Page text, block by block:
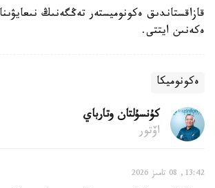
قازاقستاندىق ەكونوميستەر تەڭگەنىڭ
ەكەنىن ايتتى.
ەكونوميكا
كۇنسۇلتان وتارباي
اۆتور
13:42, 08 تامىز 2026